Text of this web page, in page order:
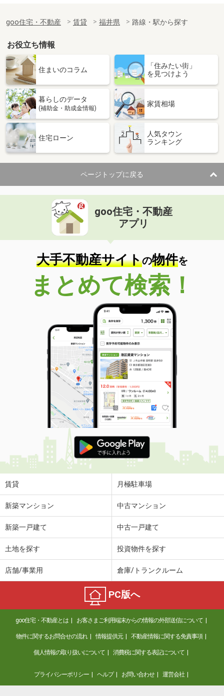
goo住宅・不動産 賃貸 福井県 路線・駅から探す
お役立ち情報
住まいのコラム
「住みたい街」
を見つけよう
暮らしのデータ
(補助金・助成金情報)
家賃相場
住宅ローン
人気タウン
ランキング
ページトップに戻る
goo住宅・不動産
アプリ
大手不動産サイトの物件を
まとめて検索！
賃貸 月極駐車場
新築マンション 中古マンション
新築一戸建て 中古一戸建て
土地を探す 投資物件を探す
店舗/事業用 倉庫/トランクルーム
PC版へ
goo住宅・不動産とは お客さまご利用端末からの情報の外部送信について
物件に関するお問合せの流れ 情報提供元 不動産情報に関する免責事項
個人情報の取り扱いについて 消費税に関する表記について
プライバシーポリシー ヘルプ お問い合わせ 運営会社